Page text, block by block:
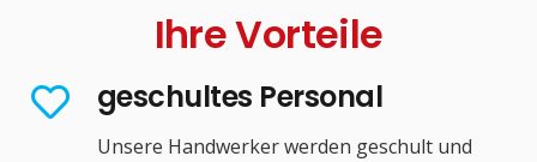
Ihre Vorteile
geschultes Personal
Unsere Handwerker werden geschult und